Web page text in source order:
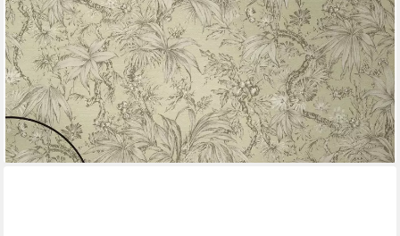
botanisch, strukturiert, botanisch, (1 St)
ab 21,33 € UVP 41,95 €
(4,00 €/ 1 qm)
-49%
lieferbar - in 4-5 Werktagen bei dir